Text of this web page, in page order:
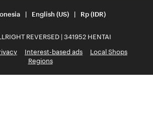
| English (US) | Rp (IDR)
REVERSED | 341952 HENTAI
Interest-based ads
Local Shops
Regions